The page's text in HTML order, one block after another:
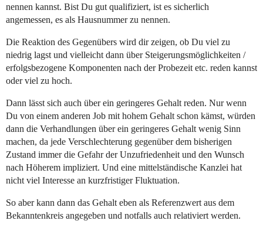
nennen kannst. Bist Du gut qualifiziert, ist es sicherlich
angemessen, es als Hausnummer zu nennen.
Die Reaktion des Gegenübers wird dir zeigen, ob Du viel zu
niedrig lagst und vielleicht dann über Steigerungsmöglichkeiten /
erfolgsbezogene Komponenten nach der Probezeit etc. reden kannst
oder viel zu hoch.
Dann lässt sich auch über ein geringeres Gehalt reden. Nur wenn
Du von einem anderen Job mit hohem Gehalt schon kämst, würden
dann die Verhandlungen über ein geringeres Gehalt wenig Sinn
machen, da jede Verschlechterung gegenüber dem bisherigen
Zustand immer die Gefahr der Unzufriedenheit und den Wunsch
nach Höherem impliziert. Und eine mittelständische Kanzlei hat
nicht viel Interesse an kurzfristiger Fluktuation.
So aber kann dann das Gehalt eben als Referenzwert aus dem
Bekanntenkreis angegeben und notfalls auch relativiert werden.